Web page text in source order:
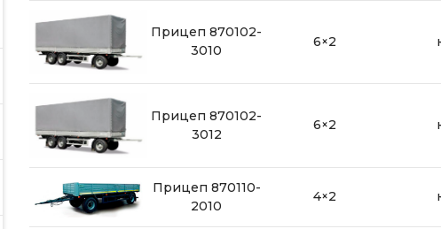
Прицеп 870102-
3010
6×2
Прицеп 870102-
3012
6×2
Прицеп 870110-
2010
4×2